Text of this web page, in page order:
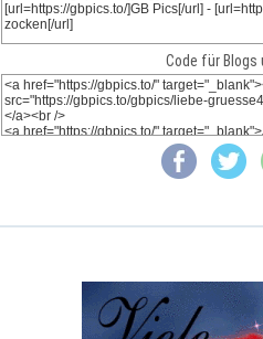
Code für Blogs